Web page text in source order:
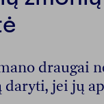
draugai
daryti, jei jų